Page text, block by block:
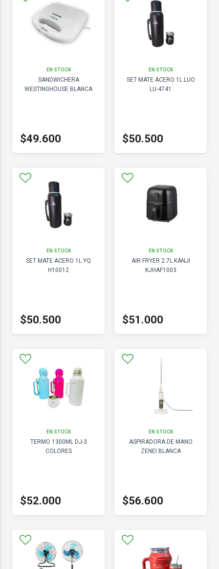
EN STOCK
SANDWICHERA
WESTINGHOUSE BLANCA
$49.600
EN STOCK
SET MATE ACERO 1L LUO
LU-4741
$50.500
EN STOCK
SET MATE ACERO 1L YQ
H10012
$50.500
EN STOCK
AIR FRYER 2.7L KANJI
KJHAF1003
$51.000
EN STOCK
TERMO 1300ML DJ-3
COLORES
$52.000
EN STOCK
ASPIRADORA DE MANO
ZENEI BLANCA
$56.600